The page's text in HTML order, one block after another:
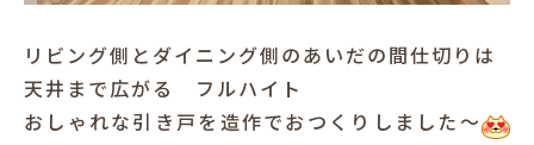
リビング側とダイニング側のあいだの間仕切りは
天井まで広がる フルハイト
おしゃれな引き戸を造作でおつくりしました～